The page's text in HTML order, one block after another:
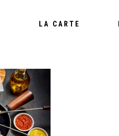
LA CARTE